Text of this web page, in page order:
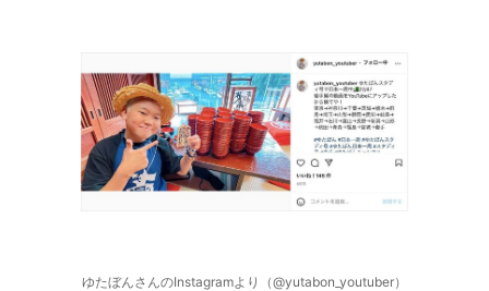
ゆたぼんさんのInstagramより（@yutabon_youtuber）